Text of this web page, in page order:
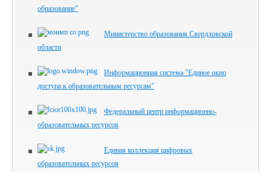
образование"
Министерство образования Свердловской
области
Информационная система "Единое окно
доступа к образовательным ресурсам"
Федеральный центр информационно-
образовательных ресурсов
Единая коллекция цифровых
образовательных ресурсов